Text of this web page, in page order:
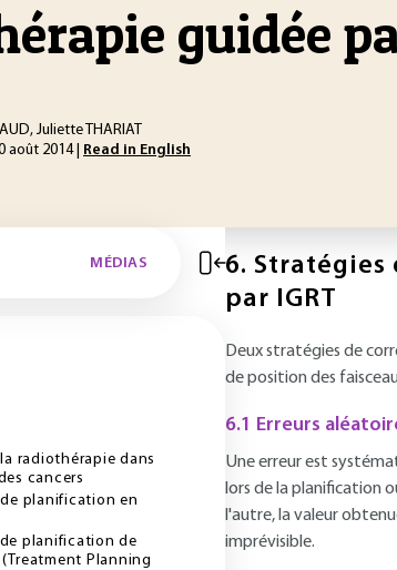
guidée
Juliette THARIAT
août 2014 | Read in English
MÉDIAS
radiothérapie dans
cancers
de planification en
de planification de
Planning
6. Stratégies
par IGRT
Deux stratégies de
de position des
6.1 Erreurs
Une erreur est
lors de la planification
l'autre, la valeur
imprévisible.